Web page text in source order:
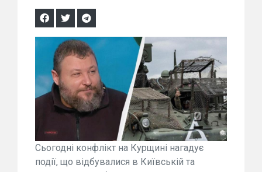
Сьогодні конфлікт на Курщині нагадує
події, що відбувалися в Київській та